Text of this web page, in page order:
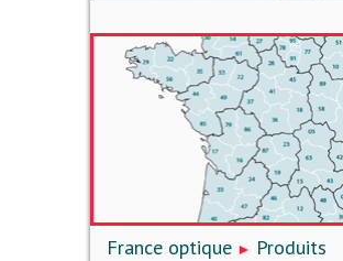
France optique Produits